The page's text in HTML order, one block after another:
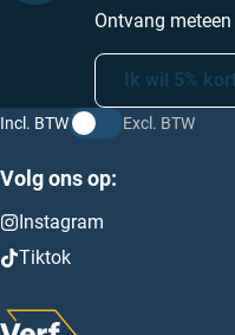
Ontvang
Ik wil 5%
Incl. BTW Excl. BTW
Volg ons op:
Instagram
Tiktok